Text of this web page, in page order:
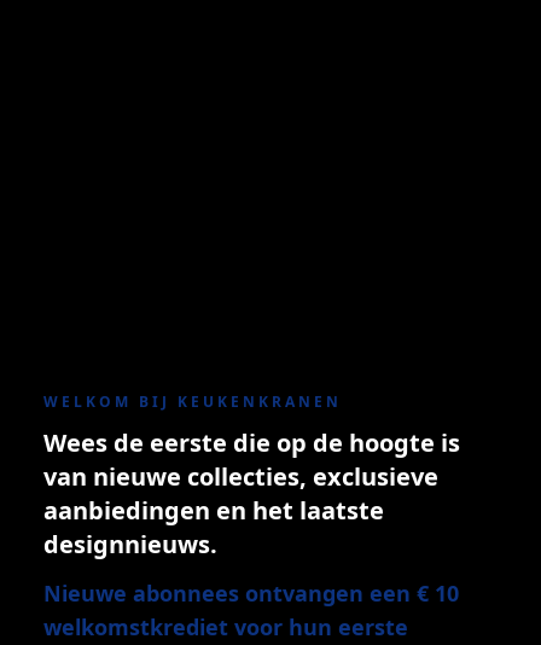
WELKOM BIJ KEUKENKRANEN
Wees de eerste die op de hoogte is
van nieuwe collecties, exclusieve
aanbiedingen en het laatste
designnieuws.
Nieuwe abonnees ontvangen een € 10
welkomstkrediet voor hun eerste